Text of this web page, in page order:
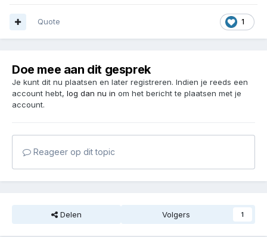
1
Quote
Doe mee aan dit gesprek
Je kunt dit nu plaatsen en later registreren. Indien je reeds een
account hebt, log dan nu in om het bericht te plaatsen met je
account.
Reageer op dit topic
Delen Volgers 1